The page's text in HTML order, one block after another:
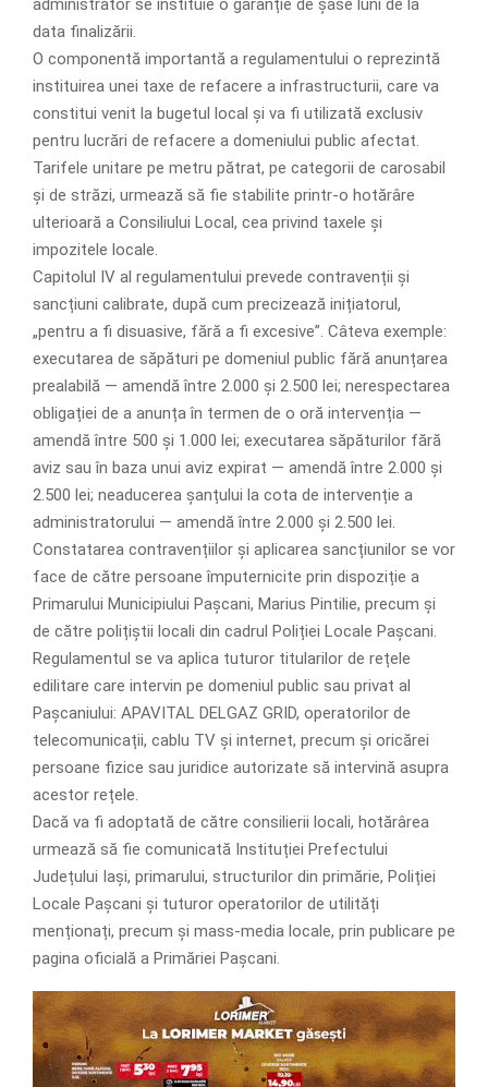
data finalizării.
O componentă importantă a regulamentului o reprezintă
instituirea unei taxe de refacere a infrastructurii, care va
constitui venit la bugetul local și va fi utilizată exclusiv
pentru lucrări de refacere a domeniului public afectat.
Tarifele unitare pe metru pătrat, pe categorii de carosabil
și de străzi, urmează să fie stabilite printr-o hotărâre
ulterioară a Consiliului Local, cea privind taxele și
impozitele locale.
Capitolul IV al regulamentului prevede contravenții și
sancțiuni calibrate, după cum precizează inițiatorul,
„pentru a fi disuasive, fără a fi excesive”. Câteva exemple:
executarea de săpături pe domeniul public fără anunțarea
prealabilă — amendă între 2.000 și 2.500 lei; nerespectarea
obligației de a anunța în termen de o oră intervenția —
amendă între 500 și 1.000 lei; executarea săpăturilor fără
aviz sau în baza unui aviz expirat — amendă între 2.000 și
2.500 lei; neaducerea șanțului la cota de intervenție a
administratorului — amendă între 2.000 și 2.500 lei.
Constatarea contravențiilor și aplicarea sancțiunilor se vor
face de către persoane împuternicite prin dispoziție a
Primarului Municipiului Pașcani, Marius Pintilie, precum și
de către polițiștii locali din cadrul Poliției Locale Pașcani.
Regulamentul se va aplica tuturor titularilor de rețele
edilitare care intervin pe domeniul public sau privat al
Pașcaniului: APAVITAL DELGAZ GRID, operatorilor de
telecomunicații, cablu TV și internet, precum și oricărei
persoane fizice sau juridice autorizate să intervină asupra
acestor rețele.
Dacă va fi adoptată de către consilierii locali, hotărârea
urmează să fie comunicată Instituției Prefectului
Județului Iași, primarului, structurilor din primărie, Poliției
Locale Pașcani și tuturor operatorilor de utilități
menționați, precum și mass-media locale, prin publicare pe
pagina oficială a Primăriei Pașcani.